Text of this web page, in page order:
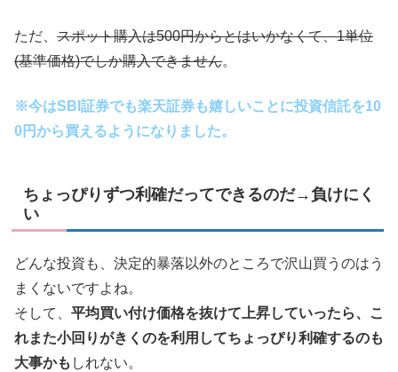
ただ、 スポット購入は500円からとはいかなくて、1単位
(基準価格)でしか購入できません。
※今はSBI証券でも楽天証券も嬉しいことに投資信託を10
0円から買えるようになりました。
ちょっぴりずつ利確だってできるのだ→負けにく
い
どんな投資も、決定的暴落以外のところで沢山買うのはう
まくないですよね。
そして、 平均買い付け価格を抜けて上昇していったら、こ
れまた小回りがきくのを利用してちょっぴり利確するのも
大事かも しれない。